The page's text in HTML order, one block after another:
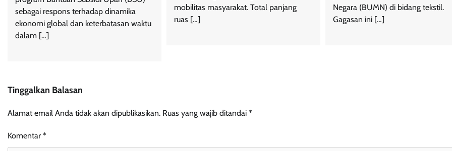
sebagai respons terhadap dinamika
ekonomi global dan keterbatasan waktu
dalam […]
mobilitas masyarakat. Total panjang
ruas […]
Negara (BUMN) di bidang tekstil.
Gagasan ini […]
Tinggalkan Balasan
Alamat email Anda tidak akan dipublikasikan. Ruas yang wajib ditandai *
Komentar *